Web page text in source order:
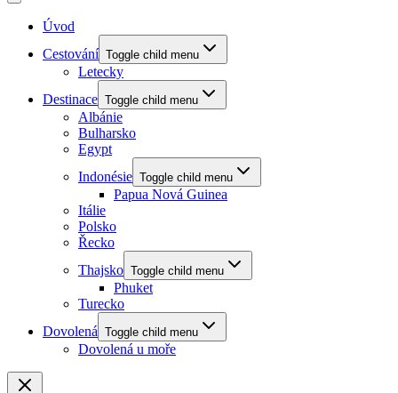
Úvod
Cestování Toggle child menu
Letecky
Destinace Toggle child menu
Albánie
Bulharsko
Egypt
Indonésie Toggle child menu
Papua Nová Guinea
Itálie
Polsko
Řecko
Thajsko Toggle child menu
Phuket
Turecko
Dovolená Toggle child menu
Dovolená u moře